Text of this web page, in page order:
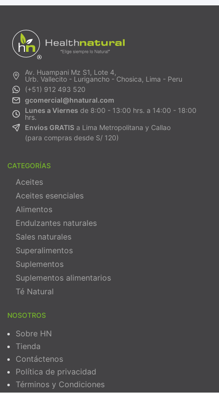
Av. Huampani Mz S1, Lote 4,
Urb. Vallecito - Lurigancho - Chosica, Lima - Peru
(+51) 912 493 520
gcomercial@hnatural.com
Lunes a Viernes de 8:00 - 13:00 hrs. a 14:00 - 18:00
hrs.
Envios GRATIS a Lima Metropolitana y Callao
(para compras desde S/ 120)
CATEGORÍAS
Aceites
Aceites esenciales
Alimentos
Endulzantes naturales
Sales naturales
Superalimentos
Suplementos
Suplementos alimentarios
Té Natural
NOSOTROS
Sobre HN
Tienda
Contáctenos
Política de privacidad
Términos y Condiciones